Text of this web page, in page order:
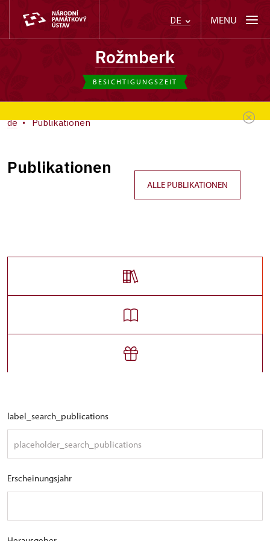
DE MENU
Rožmberk
BESICHTIGUNGSZEIT
de Publikationen
Publikationen
ALLE PUBLIKATIONEN
label_search_publications
Erscheinungsjahr